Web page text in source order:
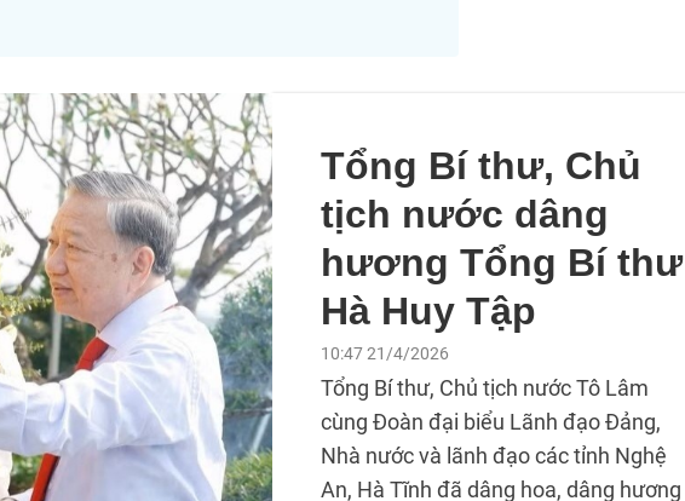
Tổng Bí thư, Chủ
tịch nước dâng
hương Tổng Bí thư
Hà Huy Tập
10:47 21/4/2026
Tổng Bí thư, Chủ tịch nước Tô Lâm
cùng Đoàn đại biểu Lãnh đạo Đảng,
Nhà nước và lãnh đạo các tỉnh Nghệ
An, Hà Tĩnh đã dâng hoa, dâng hương